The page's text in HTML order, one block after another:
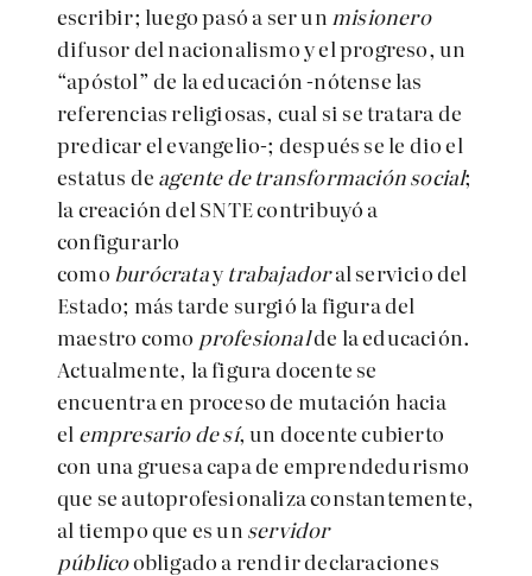
escribir; luego pasó a ser un misionero
difusor del nacionalismo y el progreso, un
“apóstol” de la educación -nótense las
referencias religiosas, cual si se tratara de
predicar el evangelio-; después se le dio el
estatus de agente de transformación social;
la creación del SNTE contribuyó a
configurarlo
como burócratay trabajadoral servicio del
Estado; más tarde surgió la figura del
maestro como profesionalde la educación.
Actualmente, la figura docente se
encuentra en proceso de mutación hacia
el empresario de sí, un docente cubierto
con una gruesa capa de emprendedurismo
que se autoprofesionaliza constantemente,
al tiempo que es un servidor
públicoobligado a rendir declaraciones